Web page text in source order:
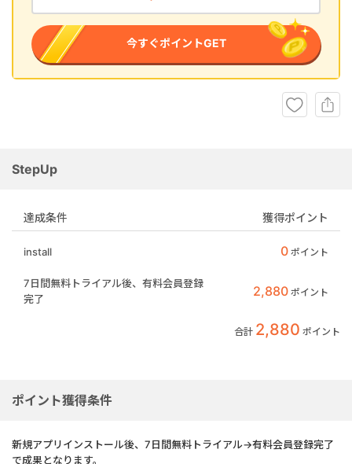
今すぐポイントGET
StepUp
達成条件 獲得ポイント
install 0 ポイント
7日間無料トライアル後、有料会員登録
完了
2,880 ポイント
合計 2,880 ポイント
ポイント獲得条件
新規アプリインストール後、7日間無料トライアル→有料会員登録完了
で成果となります。